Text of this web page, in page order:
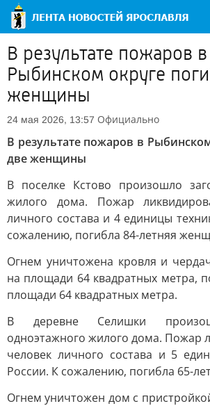
В результате пожаров в
Рыбинском округе
женщины
24 мая 2026, 13:57 Официально
В результате пожаров в
две женщины
В поселке Кстово произошло
жилого дома. Пожар
личного состава и 4 единицы
сожалению, погибла 84-летняя
Огнем уничтожена кровля и
на площади 64 квадратных метра,
площади 64 квадратных метра.
В деревне Селишки
одноэтажного жилого дома. Пожар
человек личного состава и 5
России. К сожалению, погибла 65-
Огнем уничтожен дом с